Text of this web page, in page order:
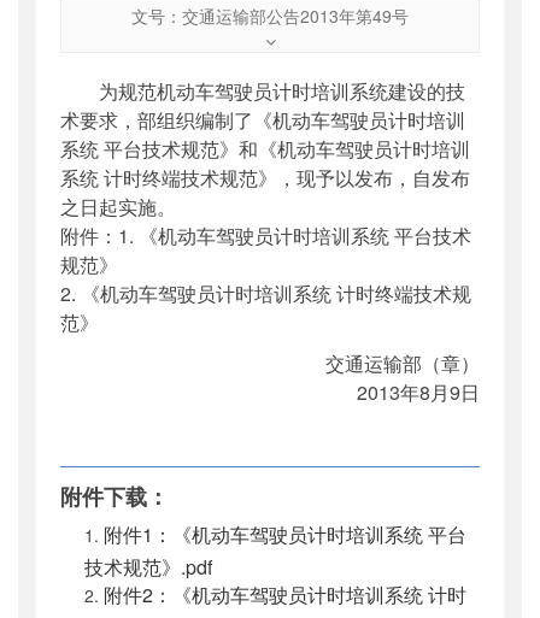
文号：交通运输部公告2013年第49号
交通运输部公告2013年第49号
公开日期：2013年08月23日
主题词：
驾培;计时培训;技术要求
机构分类：运输服务司
主题分类
公文类型：部公告通告
为规范机动车驾驶员计时培训系统建设的技
术要求，部组织编制了《机动车驾驶员计时培训
系统 平台技术规范》和《机动车驾驶员计时培训
系统 计时终端技术规范》，现予以发布，自发布
之日起实施。
附件：1. 《机动车驾驶员计时培训系统 平台技术
规范》
2. 《机动车驾驶员计时培训系统 计时终端技术规
范》
交通运输部（章）
2013年8月9日
附件下载：
附件1：《机动车驾驶员计时培训系统 平台
技术规范》.pdf
附件2：《机动车驾驶员计时培训系统 计时